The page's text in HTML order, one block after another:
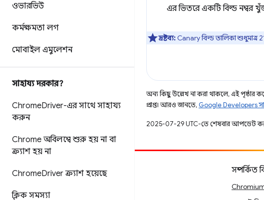
ওভারভিউ
কর্মক্ষমতা লগ
মোবাইল এমুলেশন
সাহায্য দরকার?
ChromeDriver-এর সাথে সাহায্য
করুন
Chrome অবিলম্বে শুরু হয় না বা
ক্র্যাশ হয় না
ChromeDriver ক্র্যাশ হয়েছে
ক্লিক সমস্যা
এর ভিতরে একটি বিল্ড নম্বর
দ্রষ্টব্য: Canary বিল্ড তালিকা শুধুমাত্র
অন্য কিছু উল্লেখ না করা থাকলে, এই পৃষ্ঠার
প্রাপ্ত। আরও জানতে, Google Developers
2025-07-29 UTC-তে শেষবার আপডেট
অবদান সম্পর্কিত